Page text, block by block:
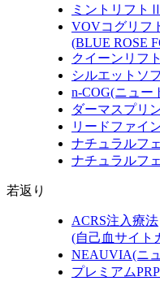
ミントリフト
VOVコグリフ
(BLUE ROSE
クイーンリフト
シルエットソ
n-COG(ニュー
ダーマスプリ
リードファイ
ナチュラルフ
ナチュラルフ
若返り
ACRS注入療法
(自己血サイト
NEAUVIA(ニ
プレミアム